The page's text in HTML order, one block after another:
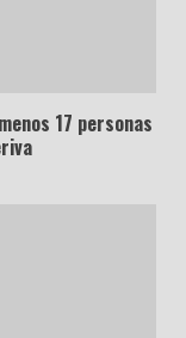
17 personas